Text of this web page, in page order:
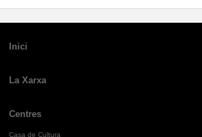
Inici
La Xarxa
Centres
Casa de Cultura